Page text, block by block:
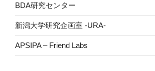
BDA研究センター
新潟大学研究企画室 -URA-
APSIPA – Friend Labs